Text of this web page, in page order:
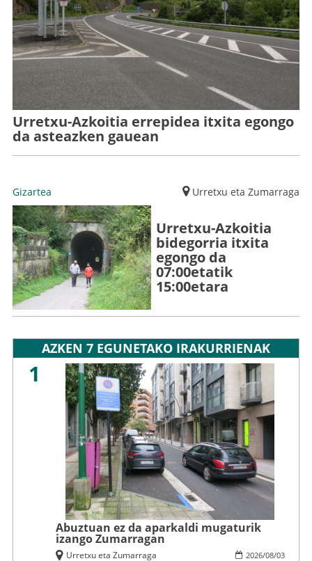
Urretxu-Azkoitia errepidea itxita egongo
da asteazken gauean
Gizartea Urretxu eta Zumarraga
Urretxu-Azkoitia
bidegorria itxita
egongo da
07:00etatik
15:00etara
AZKEN 7 EGUNETAKO IRAKURRIENAK
1
Abuztuan ez da aparkaldi mugaturik
izango Zumarragan
2026/08/03
Urretxu eta Zumarraga